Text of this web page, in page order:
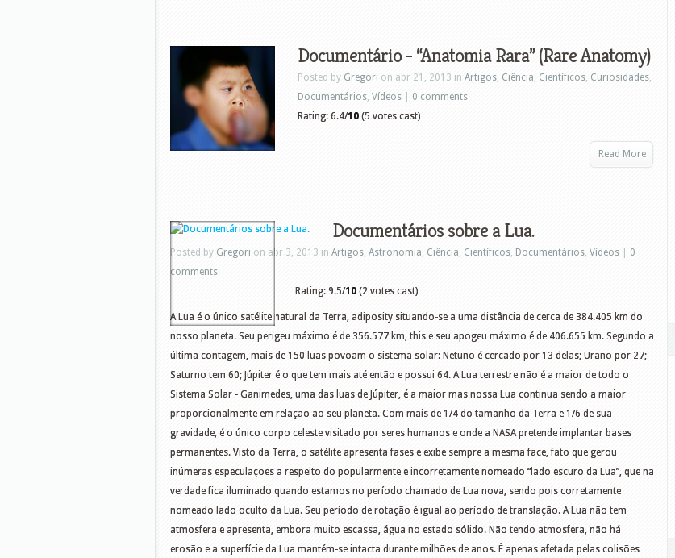
Documentário - “Anatomia Rara” (Rare Anatomy)
Posted by Gregori on abr 21, 2013 in Artigos, Ciência, Científicos, Curiosidades,
Documentários, Vídeos
0 comments
Rating: 6.4/10 (5 votes cast)
Read More
Documentários sobre a Lua.
Posted by Gregori on abr 3, 2013 in Artigos, Astronomia, Ciência, Científicos, Documentários, Vídeos
0
comments
Rating: 9.5/10 (2 votes cast)
A Lua é o único satélite natural da Terra, adiposity situando-se a uma distância de cerca de 384.405 km do
nosso planeta. Seu perigeu máximo é de 356.577 km, this e seu apogeu máximo é de 406.655 km. Segundo a
última contagem, mais de 150 luas povoam o sistema solar: Netuno é cercado por 13 delas; Urano por 27;
Saturno tem 60; Júpiter é o que tem mais até então e possui 64. A Lua terrestre não é a maior de todo o
Sistema Solar - Ganimedes, uma das luas de Júpiter, é a maior mas nossa Lua continua sendo a maior
proporcionalmente em relação ao seu planeta. Com mais de 1/4 do tamanho da Terra e 1/6 de sua
gravidade, é o único corpo celeste visitado por seres humanos e onde a NASA pretende implantar bases
permanentes. Visto da Terra, o satélite apresenta fases e exibe sempre a mesma face, fato que gerou
inúmeras especulações a respeito do popularmente e incorretamente nomeado “lado escuro da Lua”, que na
verdade fica iluminado quando estamos no período chamado de Lua nova, sendo pois corretamente
nomeado lado oculto da Lua. Seu período de rotação é igual ao período de translação. A Lua não tem
atmosfera e apresenta, embora muito escassa, água no estado sólido. Não tendo atmosfera, não há
erosão e a superfície da Lua mantém-se intacta durante milhões de anos. É apenas afetada pelas colisões